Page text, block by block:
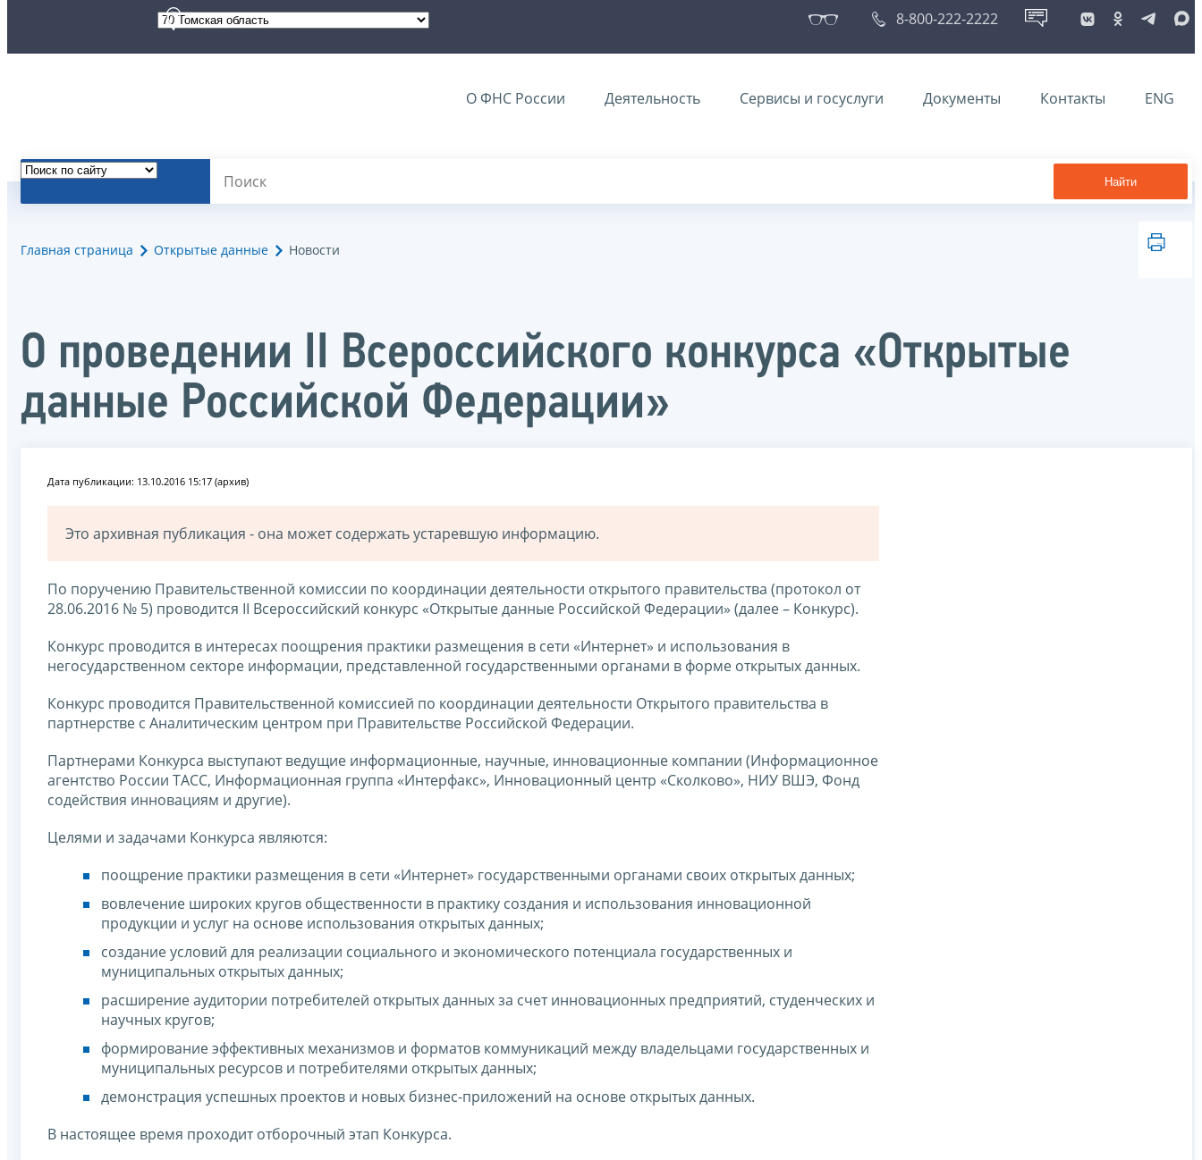
8-800-222-2222
О ФНС России Деятельность Сервисы и госуслуги Документы Контакты ENG
Найти
Главная страница Открытые данные Новости
О проведении II Всероссийского конкурса «Открытые
данные Российской Федерации»
Дата публикации: 13.10.2016 15:17 (архив)
Это архивная публикация - она может содержать устаревшую информацию.
По поручению Правительственной комиссии по координации деятельности открытого правительства (протокол от
28.06.2016 № 5) проводится II Всероссийский конкурс «Открытые данные Российской Федерации» (далее – Конкурс).
Конкурс проводится в интересах поощрения практики размещения в сети «Интернет» и использования в
негосударственном секторе информации, представленной государственными органами в форме открытых данных.
Конкурс проводится Правительственной комиссией по координации деятельности Открытого правительства в
партнерстве с Аналитическим центром при Правительстве Российской Федерации.
Партнерами Конкурса выступают ведущие информационные, научные, инновационные компании (Информационное
агентство России ТАСС, Информационная группа «Интерфакс», Инновационный центр «Сколково», НИУ ВШЭ, Фонд
содействия инновациям и другие).
Целями и задачами Конкурса являются:
поощрение практики размещения в сети «Интернет» государственными органами своих открытых данных;
вовлечение широких кругов общественности в практику создания и использования инновационной
продукции и услуг на основе использования открытых данных;
создание условий для реализации социального и экономического потенциала государственных и
муниципальных открытых данных;
расширение аудитории потребителей открытых данных за счет инновационных предприятий, студенческих и
научных кругов;
формирование эффективных механизмов и форматов коммуникаций между владельцами государственных и
муниципальных ресурсов и потребителями открытых данных;
демонстрация успешных проектов и новых бизнес-приложений на основе открытых данных.
В настоящее время проходит отборочный этап Конкурса.